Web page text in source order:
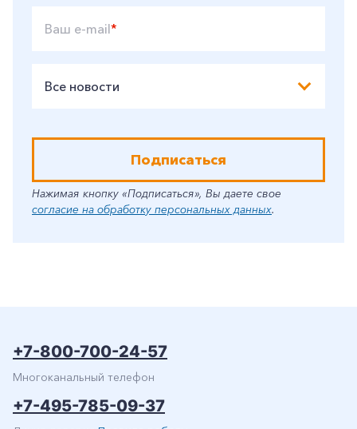
Ваш e-mail*
Все новости
Подписаться
Нажимая кнопку «Подписаться», Вы даете свое
согласие на обработку персональных данных.
+7-800-700-24-57
Многоканальный телефон
+7-495-785-09-37